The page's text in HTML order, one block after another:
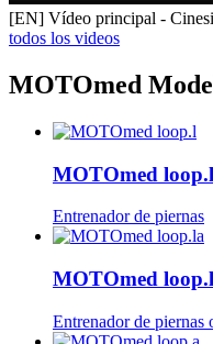
[EN] Vídeo principal -
todos los videos
MOTOmed
MOTOmed loop.l
Entrenador de piernas
MOTOmed
Entrenador de piernas